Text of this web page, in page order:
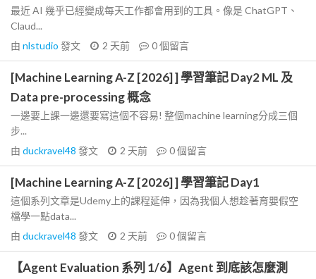
最近 AI 幾乎已經變成每天工作都會用到的工具。像是 ChatGPT、
Claud...
由 nlstudio 發文 2 天前 0個留言
[Machine Learning A-Z [2026] ] 學習筆記 Day2 ML 及
Data pre-processing 概念
一邊要上課一邊還要寫這個不容易! 整個machine learning分成三個
步...
由 duckravel48 發文 2 天前 0個留言
[Machine Learning A-Z [2026] ] 學習筆記 Day1
這個系列文章是Udemy上的課程延伸，因為我個人想趁著育嬰假空
檔學一點data...
由 duckravel48 發文 2 天前 0個留言
【Agent Evaluation 系列 1/6】Agent 到底該怎麼測